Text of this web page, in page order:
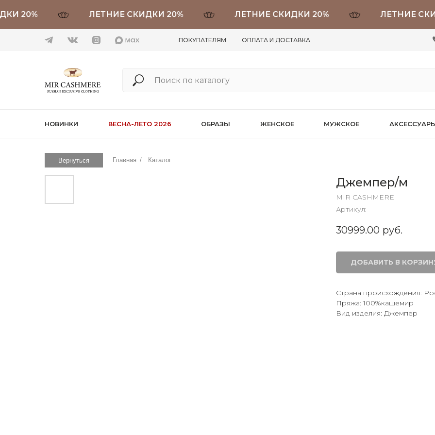
ЛЕТНИЕ СКИДКИ 20% ЛЕТНИЕ СКИДКИ 20% ЛЕТНИЕ
ПОКУПАТЕЛЯМ ОПЛАТА И ДОСТАВКА
НОВИНКИ ВЕСНА-ЛЕТО 2026 ОБРАЗЫ ЖЕНСКОЕ МУЖСКОЕ
Вернуться Главная Каталог
/
Джемпер/м
MIR CASHMERE
Артикул:
30999.00 руб.
ДОБАВИТЬ В
Страна происхождения:
Пряжа: 100%кашемир
Вид изделия: Джемпер